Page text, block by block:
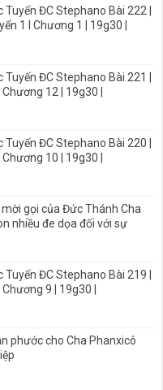
Tuyến ĐC Stephano Bài 222 |
1 I Chương 1 | 19g30 |
Tuyến ĐC Stephano Bài 221 |
Chương 12 | 19g30 |
Tuyến ĐC Stephano Bài 220 |
10 | 19g30 |
gọi của Đức Thánh Cha
nhiều đe dọa đối với sự
Tuyến ĐC Stephano Bài 219 |
9 | 19g30 |
phước cho Cha Phanxicô